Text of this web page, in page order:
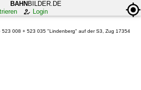
BAHN BILDER.DE
Login
523 008 + 523 035 "Lindenberg" auf der S3, Zug 17354